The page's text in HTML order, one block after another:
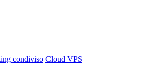
condiviso Cloud VPS